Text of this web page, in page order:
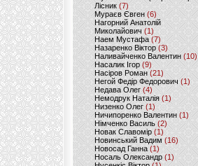
Лісник (7)
Мураєв Євген(6)
Нагорний Анатолій
Миколайович (1)
Наем Мустафа (7)
Назаренко Віктор (3)
Наливайченко Валентин (10)
Насалик Ігор(9)
Насіров Роман (21)
Негой Федір Федорович(1)
Недава Олег(4)
Немодрук Наталія(1)
Низенко Олег (1)
Ничипоренко Валентин (1)
Німченко Василь (2)
Новак Славомір (1)
Новинський Вадим (16)
Новосад Ганна (1)
Носаль Олександр (1)